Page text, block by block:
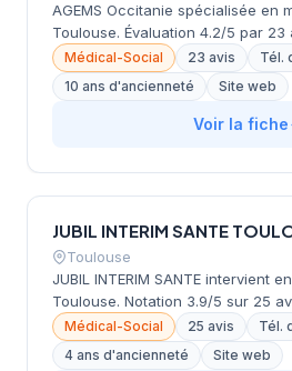
AGEMS Occitanie spécialisée en
Toulouse. Évaluation 4.2/5 par 23
Médical-Social 23 avis
Tél.
10 ans d'ancienneté
Site web
Voir la fiche
JUBIL INTERIM SANTE
Toulouse
JUBIL INTERIM SANTE intervient
Toulouse. Notation 3.9/5 sur 25
Médical-Social 25 avis
Tél.
4 ans d'ancienneté
Site web